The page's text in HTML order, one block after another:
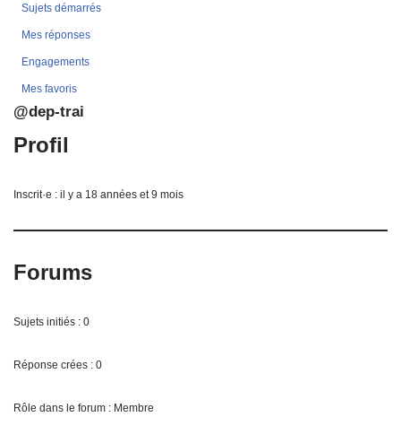
Sujets démarrés
Mes réponses
Engagements
Mes favoris
@dep-trai
Profil
Inscrit·e : il y a 18 années et 9 mois
Forums
Sujets initiés : 0
Réponse crées : 0
Rôle dans le forum : Membre